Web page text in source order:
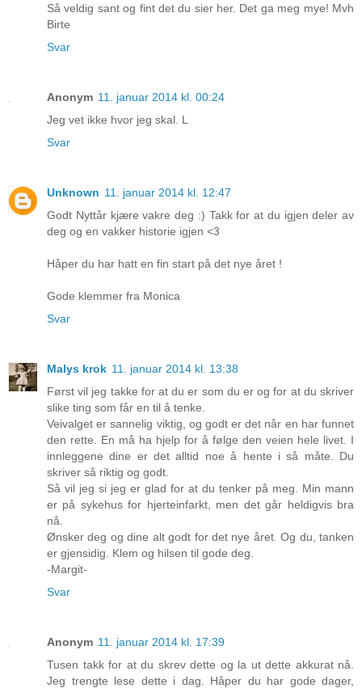
Så veldig sant og fint det du sier her. Det ga meg mye! Mvh
Birte
Svar
Anonym 11. januar 2014 kl. 00:24
Jeg vet ikke hvor jeg skal. L
Svar
Unknown 11. januar 2014 kl. 12:47
Godt Nyttår kjære vakre deg :) Takk for at du igjen deler av
deg og en vakker historie igjen <3
Håper du har hatt en fin start på det nye året !
Gode klemmer fra Monica
Svar
Malys krok 11. januar 2014 kl. 13:38
Først vil jeg takke for at du er som du er og for at du skriver
slike ting som får en til å tenke.
Veivalget er sannelig viktig, og godt er det når en har funnet
den rette. En må ha hjelp for å følge den veien hele livet. I
innleggene dine er det alltid noe å hente i så måte. Du
skriver så riktig og godt.
Så vil jeg si jeg er glad for at du tenker på meg. Min mann
er på sykehus for hjerteinfarkt, men det går heldigvis bra
nå.
Ønsker deg og dine alt godt for det nye året. Og du, tanken
er gjensidig. Klem og hilsen til gode deg.
-Margit-
Svar
Anonym 11. januar 2014 kl. 17:39
Tusen takk for at du skrev dette og la ut dette akkurat nå.
Jeg trengte lese dette i dag. Håper du har gode dager,